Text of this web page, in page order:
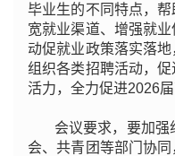
毕业生的不同特点，
宽就业渠道、增强就
动促就业政策落实落
组织各类招聘活动，
活力，全力促进2026
会议要求，要加
会、共青团等部门协